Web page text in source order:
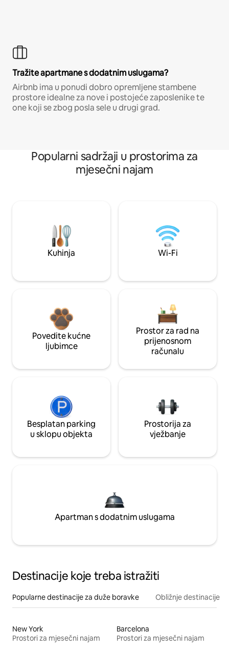
Tražite apartmane s dodatnim uslugama?
Airbnb ima u ponudi dobro opremljene stambene
prostore idealne za nove i postojeće zaposlenike te
one koji se zbog posla sele u drugi grad.
Popularni sadržaji u prostorima za
mjesečni najam
Kuhinja Wi-Fi
Povedite kućne
ljubimce
Prostor za rad na
prijenosnom
računalu
Besplatan parking
u sklopu objekta
Prostorija za
vježbanje
Apartman s dodatnim uslugama
Destinacije koje treba istražiti
Popularne destinacije za duže boravke Obližnje destinacije
New York
Prostori za mjesečni najam
Barcelona
Prostori za mjesečni najam